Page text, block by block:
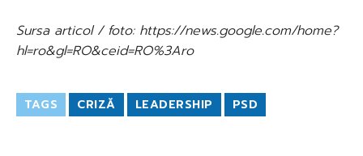
Sursa articol / foto: https://news.google.com/home?
hl=ro&gl=RO&ceid=RO%3Aro
TAGS CRIZĂ LEADERSHIP PSD